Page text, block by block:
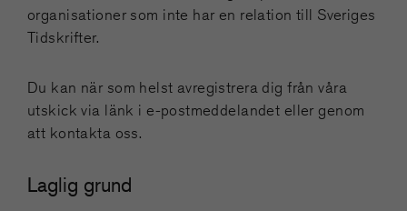
organisationer som inte har en relation till Sveriges
Tidskrifter.
Du kan när som helst avregistrera dig från våra
utskick via länk i e-postmeddelandet eller genom
att kontakta oss.
Laglig grund